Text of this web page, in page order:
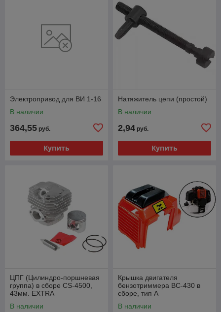
Электропривод для ВИ 1-16
В наличии
364,55 руб.
Купить
Натяжитель цепи (простой)
В наличии
2,94 руб.
Купить
ЦПГ (Цилиндро-поршневая
группа) в сборе CS-4500,
43мм. EXTRA
В наличии
Крышка двигателя
бензотриммера BC-430 в
сборе, тип A
В наличии